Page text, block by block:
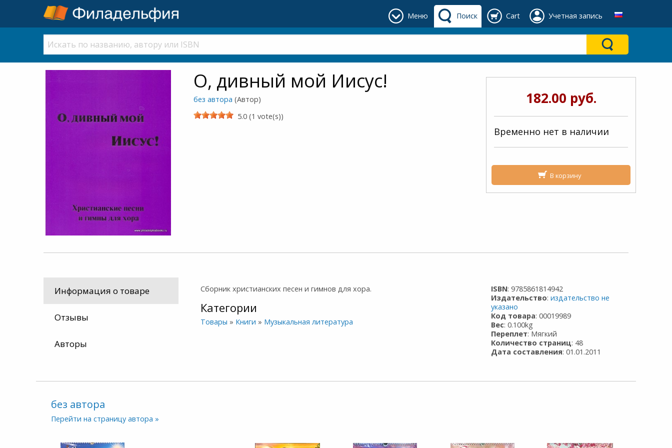
Меню Поиск Cart Учетная запись
О, дивный мой Иисус!
без автора (Автор)
5.0 (1 vote(s))
182.00 руб.
Временно нет в наличии
В корзину
Информация о товаре
Отзывы
Авторы
Сборник христианских песен и гимнов для хора.
Категории
Товары » Книги » Музыкальная литература
ISBN: 9785861814942
Издательство:издательство не
указано
Код товара: 00019989
Вес: 0.100kg
Переплет: Мягкий
Количество страниц: 48
Дата составления: 01.01.2011
без автора
Перейти на страницу автора »